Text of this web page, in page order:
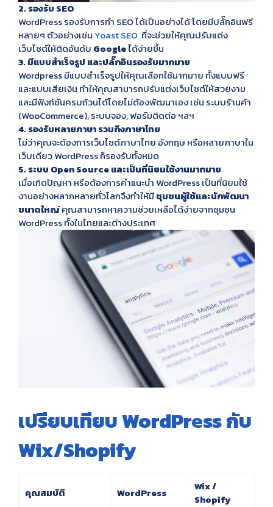
2. รองรับ SEO
WordPress รองรับการทำ SEO ได้เป็นอย่างได้ โดยมีปลั๊กอินฟรี
หลายๆ ตัวอย่างเช่นYoast SEO ที่จะช่วยให้คุณปรับแต่ง
เว็บไซต์ให้ติดอันดับ Googleได้ง่ายขึ้น
3. มีแบบสำเร็จรูป และปลั๊กอินรองรับมากมาย
Wordpress มีแบบสำเร็จรูปให้คุณเลือกใช้มากมาย ทั้งแบบฟรี
และแบบเสียเงิน ทำให้คุณสามารถปรับแต่งเว็บไซต์ให้สวยงาม
และมีฟังก์ชันครบถ้วนได้โดยไม่ต้องพัฒนาเอง เช่น ระบบร้านค้า
(WooCommerce), ระบบจอง, ฟอร์มติดต่อ ฯลฯ
4. รองรับหลายภาษา รวมถึงภาษาไทย
ไม่ว่าคุณจะต้องการเว็บไซต์ภาษาไทย อังกฤษ หรือหลายภาษาใน
เว็บเดียว WordPress ก็รองรับทั้งหมด
5. ระบบ Open Source และเป็นที่นิยมใช้งานมากมาย
เมื่อเกิดปัญหา หรือต้องการคำแนะนำ WordPress เป็นที่นิยมใช้
งานอย่างหลากหลายทั่วโลกจึงทำให้มีชุมชนผู้ใช้และนักพัฒนา
ขนาดใหญ่คุณสามารถหาความช่วยเหลือได้ง่ายจากชุมชน
WordPress ทั้งในไทยและต่างประเทศ
เปรียบเทียบ WordPress กับ
Wix/Shopify
คุณสมบัติ WordPress
Wix /
Shopify